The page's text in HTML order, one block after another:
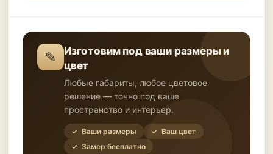
✎
Изготовим под ваши размеры и
цвет
Любые габариты, любое цветовое
решение — точно под ваше
пространство и интерьер.
✓ Ваши размеры
✓ Ваш цвет
✓ Замер бесплатно